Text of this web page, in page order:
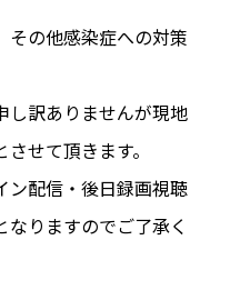
の他感染症への対策
し訳ありませんが現地
せて頂きます。
ン配信・後日録画視聴
りますのでご了承く